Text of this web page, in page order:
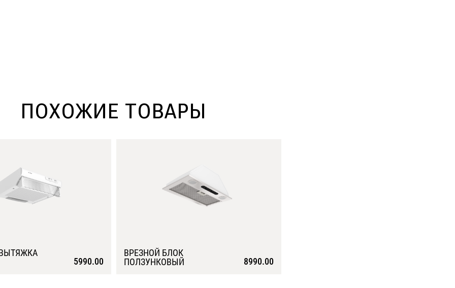
ПОХОЖИЕ ТОВАРЫ
5990.00
ВРЕЗНОЙ БЛОК
ПОЛЗУНКОВЫЙ
8990.00